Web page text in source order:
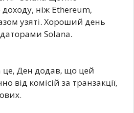
ніж Ethereum,
узяті. Хороший день
Solana.
це, Ден додав, що цей
від комісій за транзакції,